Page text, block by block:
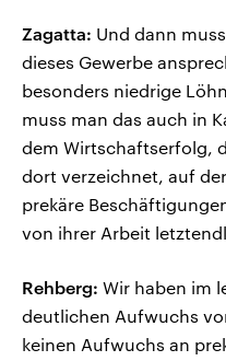
Zagatta: Und dann
dieses Gewerbe
besonders niedrige
muss man das auch in
dem Wirtschaftserfolg,
dort verzeichnet, auf
prekäre
von ihrer Arbeit
Rehberg: Wir haben im
deutlichen Aufwuchs
keinen Aufwuchs an